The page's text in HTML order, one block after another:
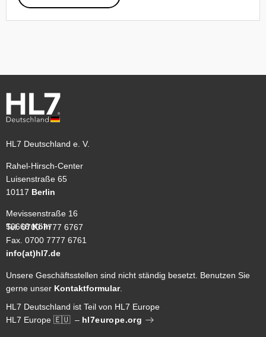
HL7 Deutschland e. V.
Rahel-Hirsch-Center
Luisenstraße 65
10117 Berlin
Mevissenstraße 16
50668Köln
Tel. 0700 7777 6767
Fax. 0700 7777 6761
info(at)hl7.de
Unsere Geschäftsstellen sind nicht ständig besetzt. Benutzen Sie
gerne unser Kontaktformular.
HL7 Deutschland ist Teil von HL7 Europe
HL7 Europe 🇪🇺 – hl7europe.org